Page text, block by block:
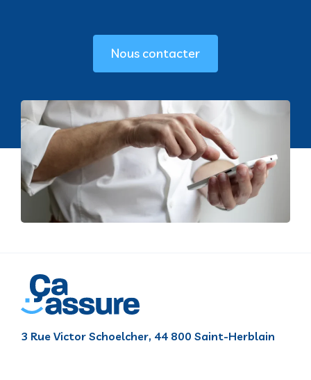
Nous contacter
3 Rue Victor Schoelcher, 44 800 Saint-Herblain